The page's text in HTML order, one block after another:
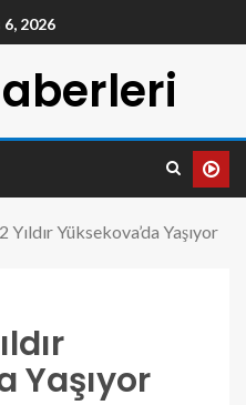
2026
Yüksekova’da Yaşıyor
Yaşıyor